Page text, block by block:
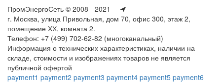
ПромЭнергоСеть © 2008 - 2021
г. Москва, улица Привольная, дом 70, офис 300, этаж 2,
помещение ХХ, комната 2.
Телефон: +7 (499) 702-62-82 (многоканальный)
Информация о технических характеристиках, наличии на
складе, стоимости и изображениях товаров не является
публичной офертой
payment1 payment2 payment3 payment4 payment5 payment6